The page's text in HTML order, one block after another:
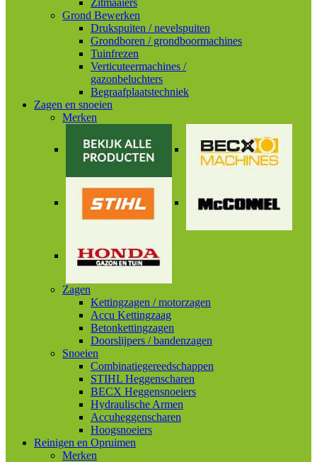
Zitmaaiers
Grond Bewerken
Drukspuiten / nevelspuiten
Grondboren / grondboormachines
Tuinfrezen
Verticuteermachines /
gazonbeluchters
Begraafplaatstechniek
Zagen en snoeien
Merken
Zagen
Kettingzagen / motorzagen
Accu Kettingzaag
Betonkettingzagen
Doorslijpers / bandenzagen
Snoeien
Combinatiegereedschappen
STIHL Heggenscharen
BECX Heggensnoeiers
Hydraulische Armen
Accuheggenscharen
Hoogsnoeiers
Reinigen en Opruimen
Merken